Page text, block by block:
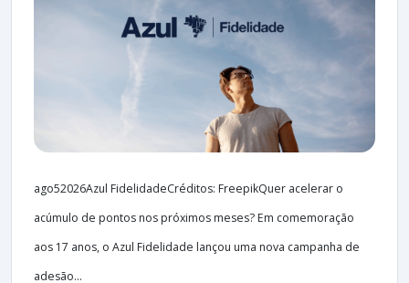
ago52026Azul FidelidadeCréditos: FreepikQuer acelerar o
acúmulo de pontos nos próximos meses? Em comemoração
aos 17 anos, o Azul Fidelidade lançou uma nova campanha de
adesão...